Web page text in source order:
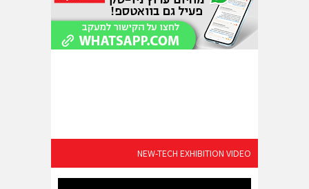
NEW-TECH EXHIBITION VIDEO